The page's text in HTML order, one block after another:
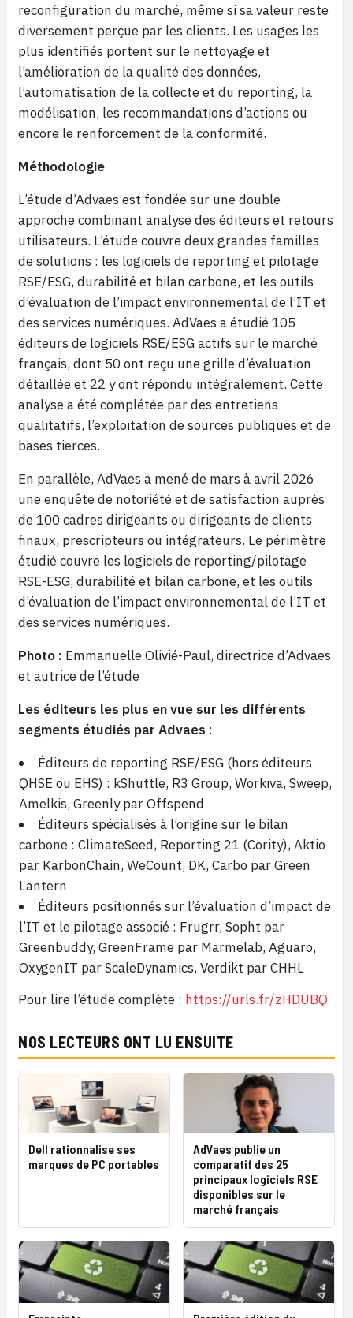
reconfiguration du marché, même si sa valeur reste
diversement perçue par les clients. Les usages les
plus identifiés portent sur le nettoyage et
l’amélioration de la qualité des données,
l’automatisation de la collecte et du reporting, la
modélisation, les recommandations d’actions ou
encore le renforcement de la conformité.
Méthodologie
L’étude d’Advaes est fondée sur une double
approche combinant analyse des éditeurs et retours
utilisateurs. L’étude couvre deux grandes familles
de solutions : les logiciels de reporting et pilotage
RSE/ESG, durabilité et bilan carbone, et les outils
d’évaluation de l’impact environnemental de l’IT et
des services numériques. AdVaes a étudié 105
éditeurs de logiciels RSE/ESG actifs sur le marché
français, dont 50 ont reçu une grille d’évaluation
détaillée et 22 y ont répondu intégralement. Cette
analyse a été complétée par des entretiens
qualitatifs, l’exploitation de sources publiques et de
bases tierces.
En parallèle, AdVaes a mené de mars à avril 2026
une enquête de notoriété et de satisfaction auprès
de 100 cadres dirigeants ou dirigeants de clients
finaux, prescripteurs ou intégrateurs. Le périmètre
étudié couvre les logiciels de reporting/pilotage
RSE-ESG, durabilité et bilan carbone, et les outils
d’évaluation de l’impact environnemental de l’IT et
des services numériques.
Photo : Emmanuelle Olivié-Paul, directrice d’Advaes
et autrice de l’étude
Les éditeurs les plus en vue sur les différents
segments étudiés par Advaes :
Éditeurs de reporting RSE/ESG (hors éditeurs
QHSE ou EHS) : kShuttle, R3 Group, Workiva, Sweep,
Amelkis, Greenly par Offspend
Éditeurs spécialisés à l’origine sur le bilan
carbone : ClimateSeed, Reporting 21 (Cority), Aktio
par KarbonChain, WeCount, DK, Carbo par Green
Lantern
Éditeurs positionnés sur l’évaluation d’impact de
l’IT et le pilotage associé : Frugrr, Sopht par
Greenbuddy, GreenFrame par Marmelab, Aguaro,
OxygenIT par ScaleDynamics, Verdikt par CHHL
Pour lire l’étude complète : https://urls.fr/zHDUBQ
NOS LECTEURS ONT LU ENSUITE
Dell rationnalise ses
marques de PC portables
AdVaes publie un
comparatif des 25
principaux logiciels RSE
disponibles sur le
marché français